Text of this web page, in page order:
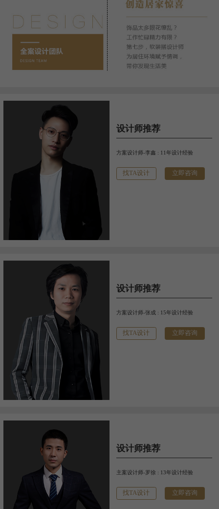
设计师推荐
方案设计师-李鑫 : 11年设计经验
找TA设计 立即咨询
设计师推荐
方案设计师-张成 : 15年设计经验
找TA设计 立即咨询
设计师推荐
主案设计师-罗徐 : 13年设计经验
找TA设计 立即咨询